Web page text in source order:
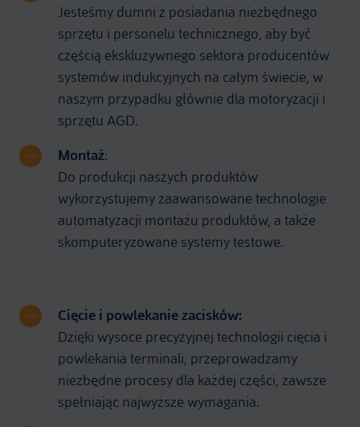
Jesteśmy dumni z posiadania niezbędnego
sprzętu i personelu technicznego, aby być
częścią ekskluzywnego sektora producentów
systemów indukcyjnych na całym świecie, w
naszym przypadku głównie dla motoryzacji i
sprzętu AGD.
Montaż:
Do produkcji naszych produktów
wykorzystujemy zaawansowane technologie
automatyzacji montażu produktów, a także
skomputeryzowane systemy testowe.
Cięcie i powlekanie zacisków:
Dzięki wysoce precyzyjnej technologii cięcia i
powlekania terminali, przeprowadzamy
niezbędne procesy dla każdej części, zawsze
spełniając najwyższe wymagania.